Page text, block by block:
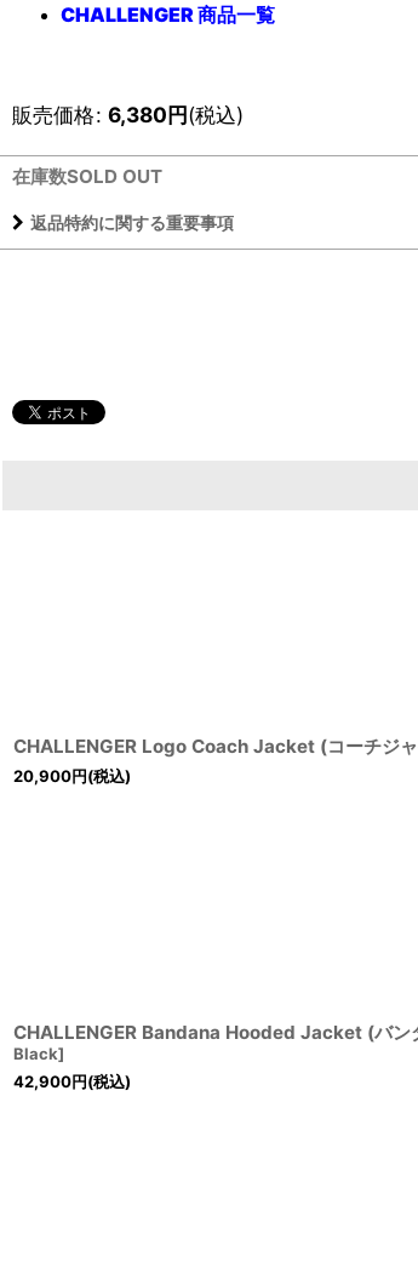
CHALLENGER 商品一覧
販売価格: 6,380円(税込)
在庫数SOLD OUT
返品特約に関する重要事項
CHALLENGER Logo Coach Jacket (コーチジ
20,900円(税込)
CHALLENGER Bandana Hooded Jacket (バン
Black]
42,900円(税込)